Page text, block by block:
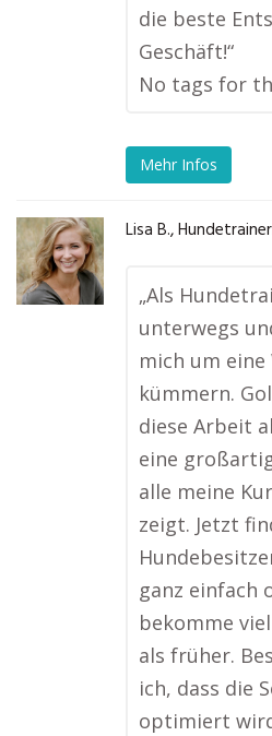
die beste
Geschäft!“
No tags for
Mehr Infos
Lisa B.,
„Als
unterwegs
mich um eine
kümmern.
diese Arbeit
eine
alle meine
zeigt. Jetzt
ganz einfach
bekomme
als früher.
ich, dass die
optimiert